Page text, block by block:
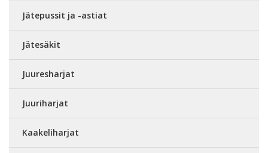
Jätepussit ja -astiat
Jätesäkit
Juuresharjat
Juuriharjat
Kaakeliharjat